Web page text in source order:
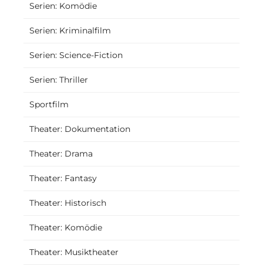
Serien: Komödie
Serien: Kriminalfilm
Serien: Science-Fiction
Serien: Thriller
Sportfilm
Theater: Dokumentation
Theater: Drama
Theater: Fantasy
Theater: Historisch
Theater: Komödie
Theater: Musiktheater